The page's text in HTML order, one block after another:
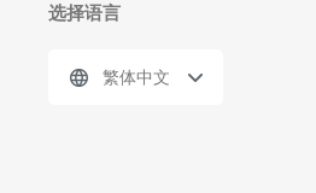
选择语言
繁体中文